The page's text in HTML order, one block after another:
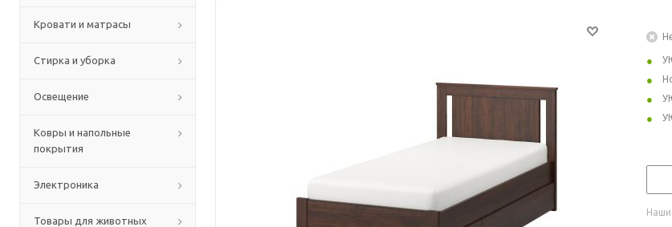
Кровати и матрасы
Стирка и уборка
Освещение
Ковры и напольные
покрытия
Электроника
Товары для животных
Наши